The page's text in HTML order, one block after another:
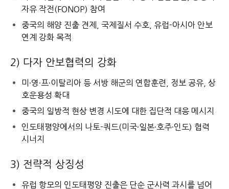
자유 작전(FONOP) 참여
중국의 해양 진출 견제, 국제질서 수호, 유럽-아시아 안보
연계 강화 목적
2) 다자 안보협력의 강화
미·영·프·이탈리아 등 서방 해군의 연합훈련, 정보 공유, 상
호운용성 확대
중국의 일방적 현상 변경 시도에 대한 집단적 대응 메시지
인도태평양에서의 나토-쿼드(미국·일본·호주·인도) 협력
시너지
3) 전략적 상징성
유럽 항모의 인도태평양 진출은 단순 군사력 과시를 넘어